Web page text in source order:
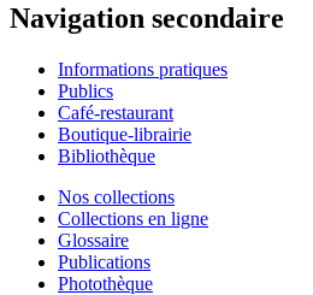
Navigation secondaire
Informations pratiques
Publics
Café-restaurant
Boutique-librairie
Bibliothèque
Nos collections
Collections en ligne
Glossaire
Publications
Photothèque